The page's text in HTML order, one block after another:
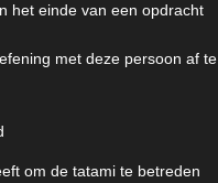
het einde van een opdracht
met deze persoon af te
om de tatami te betreden